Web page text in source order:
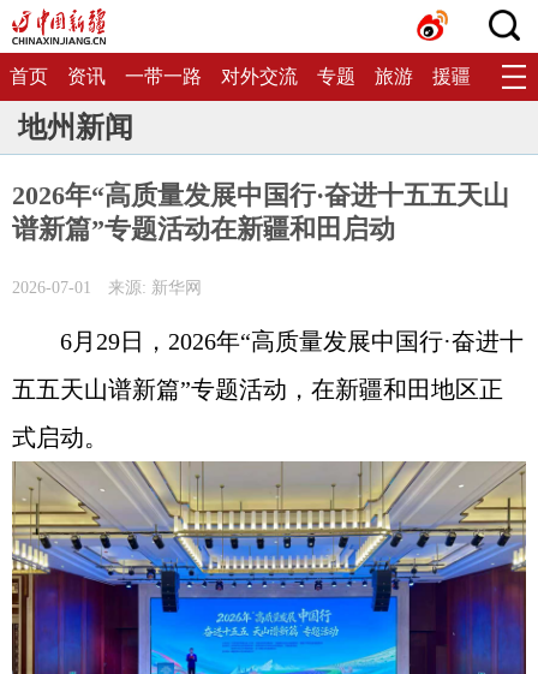
首页 资讯 一带一路 对外交流 专题 旅游 援疆 生态
地州新闻
2026年“高质量发展中国行·奋进十五五天山
谱新篇”专题活动在新疆和田启动
2026-07-01 来源: 新华网
6月29日，2026年“高质量发展中国行·奋进十
五五天山谱新篇”专题活动，在新疆和田地区正
式启动。